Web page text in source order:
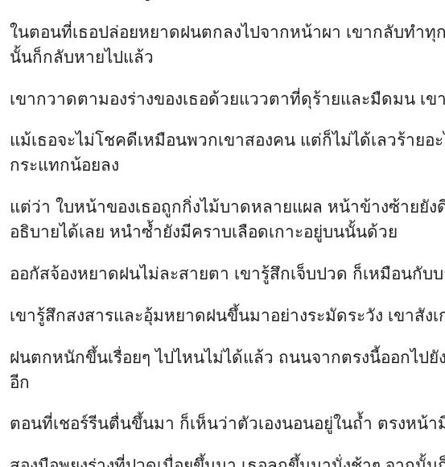
ในตอนที่เธอปล่อยหยาดฝนตกลงไปจากหน้าผา เขากลับทำทุ
นั้นก็กลับหายไปแล้ว
เขากวาดตามองร่างของเธอด้วยแววตาที่ดุร้ายและมืดมน เ
แม้เธอจะไม่โชคดีเหมือนพวกเขาสองคน แต่ก็ไม่ได้เลวร้าย
กระแทกน้อยลง
แต่ว่า ใบหน้าของเธอถูกกิ่งไม้บาดหลายแผล หน้าข้างซ้ายยั
อธิบายได้เลย หนำซ้ำยังมีคราบเลือดเกาะอยู่บนนั้นด้วย
ออกัสจ้องหยาดฝนไม่ละสายตา เขารู้สึกเจ็บปวด ก็เหมือนกับ